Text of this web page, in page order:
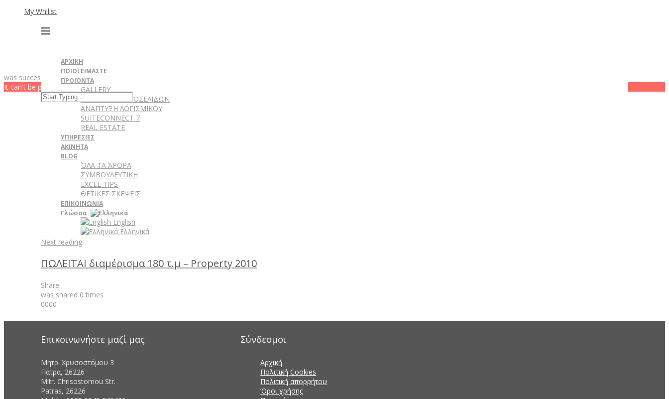
My Whilist
ΑΡΧΙΚΗ
ΠΟΙΟΙ ΕΙΜΑΣΤΕ
ΠΡΟΪΟΝΤΑ
GALLERY
ΚΑΤΑΣΚΕΥΗ ΙΣΤΟΣΕΛΙΔΩΝ
ΑΝΑΠΤΥΞΗ ΛΟΓΙΣΜΙΚΟΥ
SUITECONNECT 7
REAL ESTATE
ΥΠΗΡΕΣΙΕΣ
ΑΚΙΝΗΤΑ
BLOG
ΌΛΑ ΤΑ ΆΡΘΡΑ
ΣΥΜΒΟΥΛΕΥΤΙΚΗ
EXCEL TIPS
ΘΕΤΙΚΕΣ ΣΚΕΨΕΙΣ
ΕΠΙΚΟΙΝΩΝΙΑ
Γλώσσα:
English
Ελληνικά
was successfully added to your wishlist.
It can't be played in your browser. Download
Next reading
ΠΩΛΕΙΤΑΙ διαμέρισμα 180 τ.μ – Property 2010
Share
was shared 0 times
0000
Επικοινωνήστε μαζί μας
Μητρ. Χρυσοστόμου 3
Πάτρα, 26226
Mitr. Chrisostomou Str.
Patras, 26226
Σύνδεσμοι
Αρχική
Πολιτική Cookies
Πολιτική απορρήτου
‘Οροι χρήσης